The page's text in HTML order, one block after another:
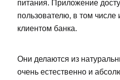
питания. Приложение
пользователю, в том
клиентом банка.
Они делаются из
очень естественно и